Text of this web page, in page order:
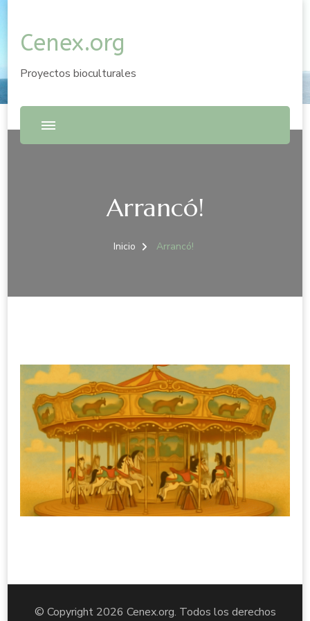
Cenex.org
Proyectos bioculturales
Arrancó!
Inicio Arrancó!
© Copyright 2026 Cenex.org. Todos los derechos